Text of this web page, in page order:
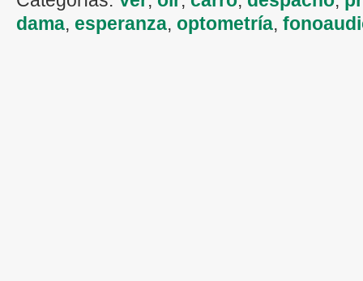
dama, esperanza, optometría,